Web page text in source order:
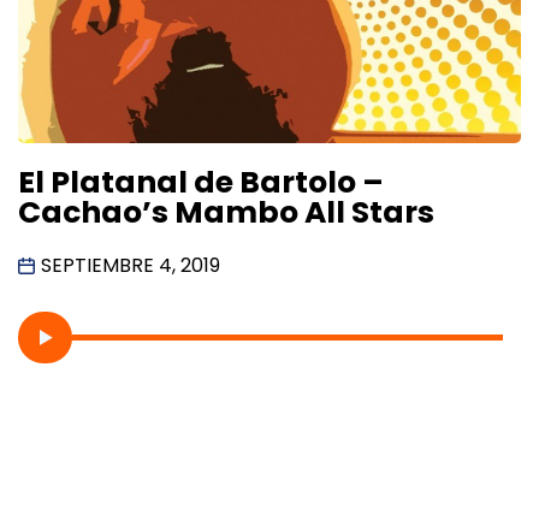
El Platanal de Bartolo –
Cachao’s Mambo All Stars
SEPTIEMBRE 4, 2019